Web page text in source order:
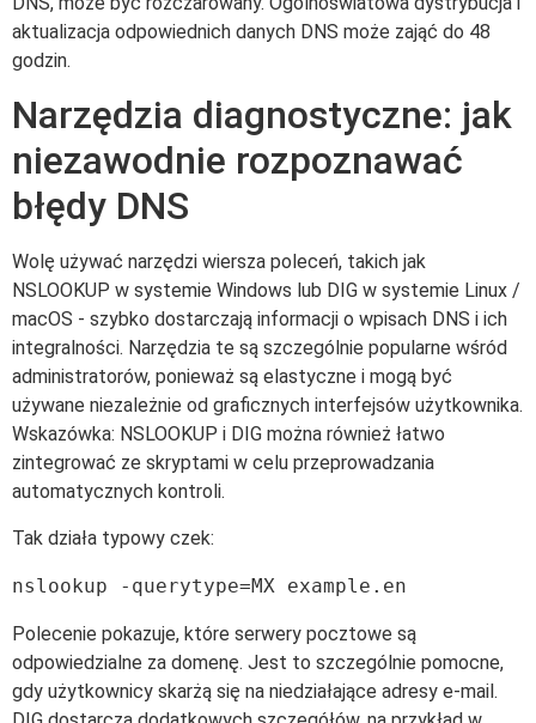
aktualizacja odpowiednich danych DNS może zająć do 48
godzin.
Narzędzia diagnostyczne: jak
niezawodnie rozpoznawać
błędy DNS
Wolę używać narzędzi wiersza poleceń, takich jak
NSLOOKUP w systemie Windows lub DIG w systemie Linux /
macOS - szybko dostarczają informacji o wpisach DNS i ich
integralności. Narzędzia te są szczególnie popularne wśród
administratorów, ponieważ są elastyczne i mogą być
używane niezależnie od graficznych interfejsów użytkownika.
Wskazówka: NSLOOKUP i DIG można również łatwo
zintegrować ze skryptami w celu przeprowadzania
automatycznych kontroli.
Tak działa typowy czek:
nslookup -querytype=MX example.en
Polecenie pokazuje, które serwery pocztowe są
odpowiedzialne za domenę. Jest to szczególnie pomocne,
gdy użytkownicy skarżą się na niedziałające adresy e-mail.